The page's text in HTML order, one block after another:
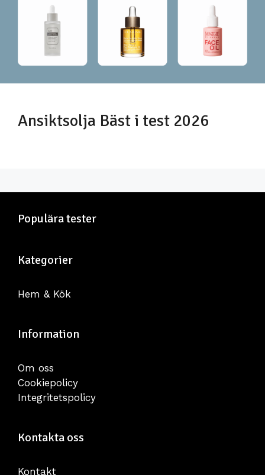
Ansiktsolja Bäst i test 2026
Populära tester
Kategorier
Hem & Kök
Information
Om oss
Cookiepolicy
Integritetspolicy
Kontakta oss
Kontakt